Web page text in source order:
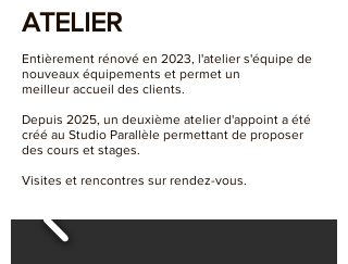
ATELIER
Entièrement rénové en 2023, l'atelier s'équipe de
nouveaux équipements et permet un
meilleur accueil des clients.
Depuis 2025, un deuxième atelier d'appoint a été
créé au Studio Parallèle permettant de proposer
des cours et stages.
Visites et rencontres sur rendez-vous.